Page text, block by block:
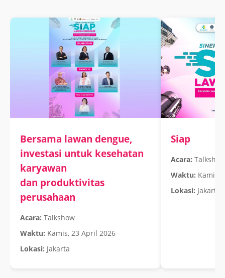
Bersama lawan dengue,
investasi untuk kesehatan
karyawan
dan produktivitas
perusahaan
Acara: Talkshow
Waktu: Kamis, 23 April 2026
Lokasi: Jakarta
Siap
Acara: Talkshow
Waktu: Kamis,
Lokasi: Jakarta